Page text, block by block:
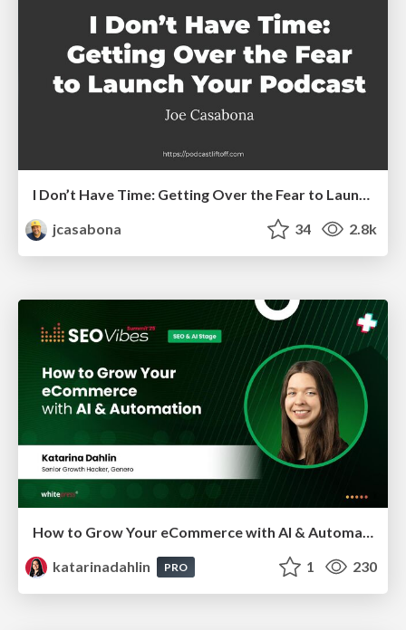
I Don’t Have Time: Getting Over the Fear to Launch Your Podcast
jcasabona
34 2.8k
katarinadahlin
PRO 1 230